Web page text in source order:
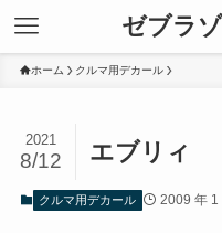
ゼブラ
ホーム クルマ用デカール
エブリィ
2021
8/12
クルマ用デカール 2009 年 1